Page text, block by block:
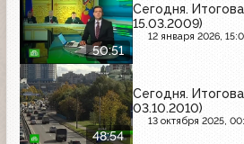
50:51
Сегодня.
15.03.2009)
12 января 2026,
48:54
Сегодня.
03.10.2010)
13 октября 2025,